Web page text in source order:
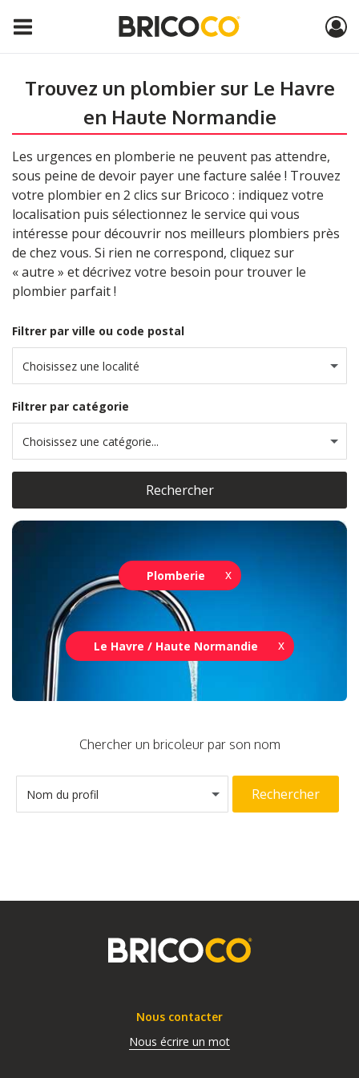
Plomberie
Le Havre / Haute Normandie
Trouvez un plombier sur Le Havre
en Haute Normandie
Les urgences en plomberie ne peuvent pas attendre,
sous peine de devoir payer une facture salée ! Trouvez
votre plombier en 2 clics sur Bricoco : indiquez votre
localisation puis sélectionnez le service qui vous
intéresse pour découvrir nos meilleurs plombiers près
de chez vous. Si rien ne correspond, cliquez sur
« autre » et décrivez votre besoin pour trouver le
plombier parfait !
Filtrer par ville ou code postal
Choisissez une localité
Filtrer par catégorie
Choisissez une catégorie...
Rechercher
Chercher un bricoleur par son nom
Nom du profil Rechercher
Nous contacter
Nous écrire un mot